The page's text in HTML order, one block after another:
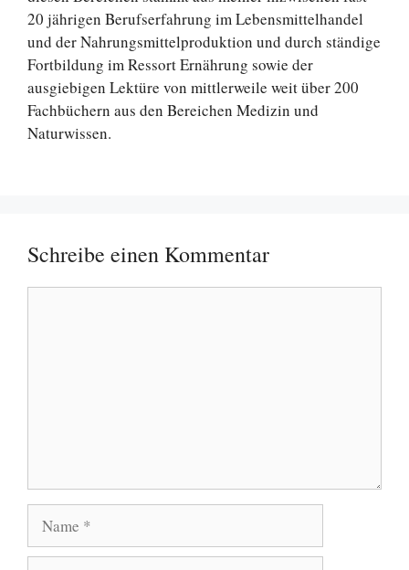
20 jährigen Berufserfahrung im Lebensmittelhandel
und der Nahrungsmittelproduktion und durch ständige
Fortbildung im Ressort Ernährung sowie der
ausgiebigen Lektüre von mittlerweile weit über 200
Fachbüchern aus den Bereichen Medizin und
Naturwissen.
Schreibe einen Kommentar